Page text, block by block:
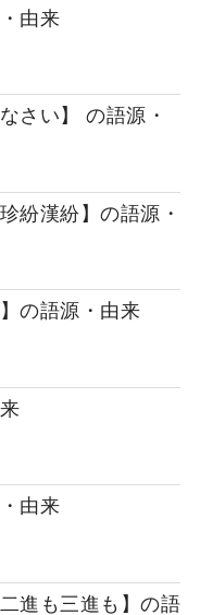
由来
さい】 の語源・
紛漢紛】の語源・
の語源・由来
由来
進も三進も】の語